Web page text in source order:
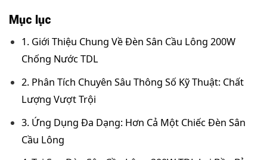
Mục lục
1. Giới Thiệu Chung Về Đèn Sân Cầu Lông 200W
Chống Nước TDL
2. Phân Tích Chuyên Sâu Thông Số Kỹ Thuật: Chất
Lượng Vượt Trội
3. Ứng Dụng Đa Dạng: Hơn Cả Một Chiếc Đèn Sân
Cầu Lông